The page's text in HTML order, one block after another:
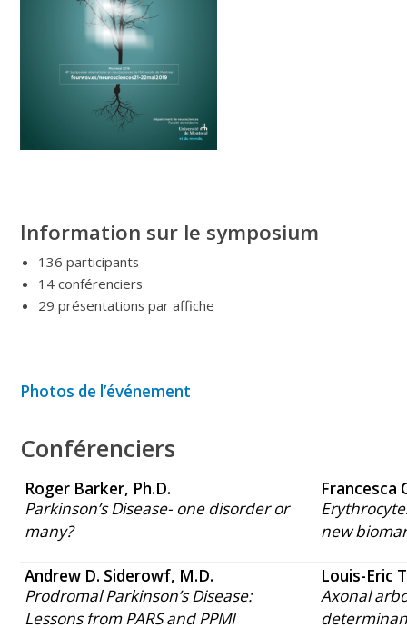
Information sur le symposium
136 participants
14 conférenciers
29 présentations par affiche
Photos de l’événement
Conférenciers
Roger Barker, Ph.D.
Parkinson’s Disease- one disorder or
many?
Francesca
new
Andrew D. Siderowf, M.D.
Prodromal Parkinson’s Disease:
Lessons from PARS and PPMI
Louis-Eric
Axonal